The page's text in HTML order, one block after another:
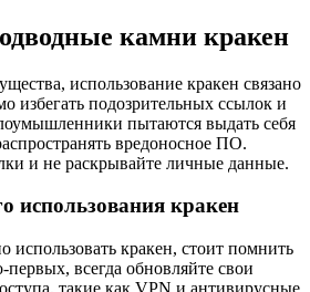
камни кракен
использование кракен связано
избегать подозрительных ссылок и
пытаются выдать себя
вредоносное ПО.
и не раскрывайте личные данные.
использования кракен
использовать кракен, стоит помнить
всегда обновляйте свои